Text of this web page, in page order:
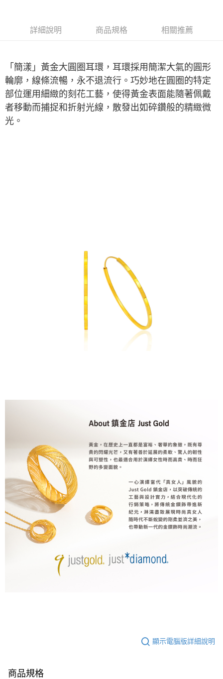
詳細說明 商品規格 相關推薦
「簡漾」黃金大圓圈耳環，耳環採用簡潔大氣的圓形
輪廓，線條流暢，永不退流行。巧妙地在圓圈的特定
部位運用細緻的刻花工藝，使得黃金表面能隨著佩戴
者移動而捕捉和折射光線，散發出如碎鑽般的精緻微
光。
顯示電腦版詳細說明
商品規格